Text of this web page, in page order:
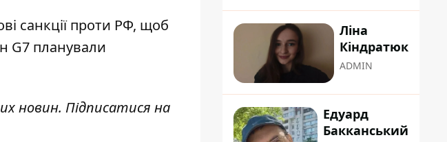
санкції проти РФ, щоб
G7 планували
новин. Підписатися на
Ліна
Кіндратюк
ADMIN
Едуард
Бакканський